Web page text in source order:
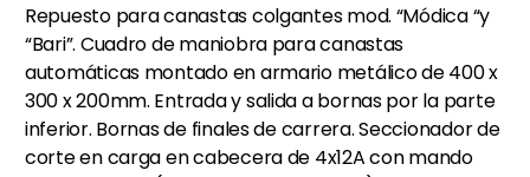
Repuesto para canastas colgantes mod. “Módica “y
“Bari”. Cuadro de maniobra para canastas
automáticas montado en armario metálico de 400 x
300 x 200mm. Entrada y salida a bornas por la parte
inferior. Bornas de finales de carrera. Seccionador de
corte en carga en cabecera de 4x12A con mando